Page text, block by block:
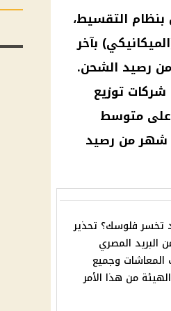
بنظام التقسيط،
بآخر
رصيد الشحن.
توزيع
على متوسط
شهر من رصيد
تخسر فلوسك؟ تحذير
البريد المصري
المعاشات وجميع
من هذا الأمر